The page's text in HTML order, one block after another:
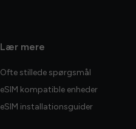
Lær mere
Ofte stillede spørgsmål
eSIM kompatible enheder
eSIM installationsguider